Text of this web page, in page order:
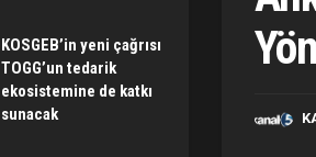
KOSGEB’in yeni çağrısı
TOGG’un tedarik
ekosistemine de katkı
sunacak